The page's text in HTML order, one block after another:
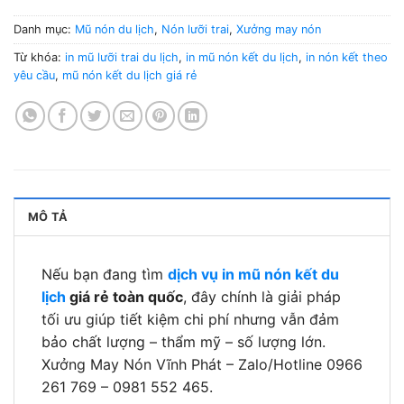
Danh mục: Mũ nón du lịch, Nón lưỡi trai, Xưởng may nón
Từ khóa: in mũ lưỡi trai du lịch, in mũ nón kết du lịch, in nón kết theo
yêu cầu, mũ nón kết du lịch giá rẻ
MÔ TẢ
Nếu bạn đang tìm dịch vụ in mũ nón kết du
lịch giá rẻ toàn quốc, đây chính là giải pháp
tối ưu giúp tiết kiệm chi phí nhưng vẫn đảm
bảo chất lượng – thẩm mỹ – số lượng lớn.
Xưởng May Nón Vĩnh Phát – Zalo/Hotline 0966
261 769 – 0981 552 465.